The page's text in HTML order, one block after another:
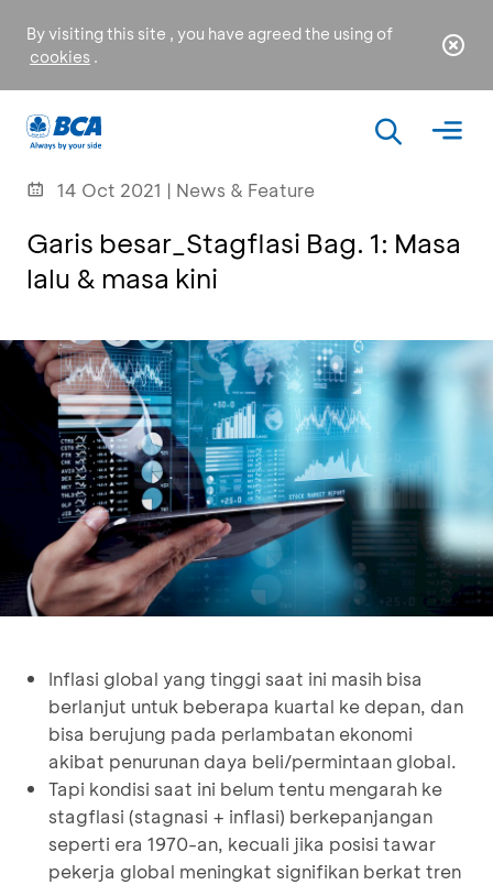
By visiting this site , you have agreed the using of
cookies .
14 Oct 2021 | News & Feature
Garis besar_Stagflasi Bag. 1: Masa
lalu & masa kini
Inflasi global yang tinggi saat ini masih bisa
berlanjut untuk beberapa kuartal ke depan, dan
bisa berujung pada perlambatan ekonomi
akibat penurunan daya beli/permintaan global.
Tapi kondisi saat ini belum tentu mengarah ke
stagflasi (stagnasi + inflasi) berkepanjangan
seperti era 1970-an, kecuali jika posisi tawar
pekerja global meningkat signifikan berkat tren